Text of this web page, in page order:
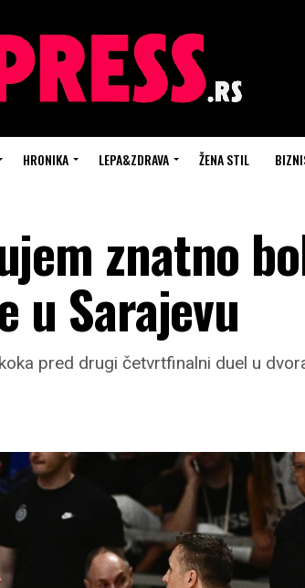
HRONIKA LEPA&ZDRAVA ŽENA STIL
znatno
u Sarajevu
pred drugi četvrtfinalni duel u